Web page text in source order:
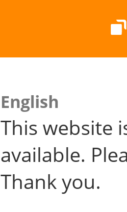
English
This website
available.
Thank you.